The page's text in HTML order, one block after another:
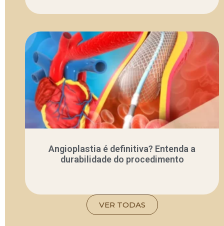
Angioplastia é definitiva? Entenda a
durabilidade do procedimento
VER TODAS